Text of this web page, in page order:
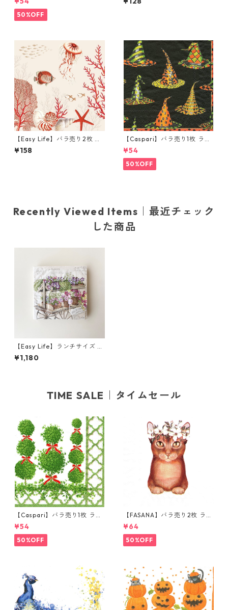
Bottles ホワイト
50%OFF
ORCHARD イエロー フィンラ
【Easy Life】バラ売り2枚 ラ
ンチサイズ ペーパーナプキン
CORAL REEF ベージュxコー
¥158
【Caspari】バラ売り1枚 ラン
チサイズ ペーパーナプキン Wi
tches Hats ブラック
¥54
50%OFF
Recently Viewed Items｜最近チェック
した商品
【Easy Life】ランチサイズ ペ
ーパーナプキン LES FLEURS
オフホワイト 20枚入り
¥1,180
TIME SALE｜タイムセール
【Caspari】バラ売り1枚 ラン
チサイズ ペーパーナプキン To
piaries パールホワイト
¥54
50%OFF
【FASANA】バラ売り2枚 ラン
チサイズ ペーパーナプキン La
dy Cat ホワイト
¥64
50%OFF